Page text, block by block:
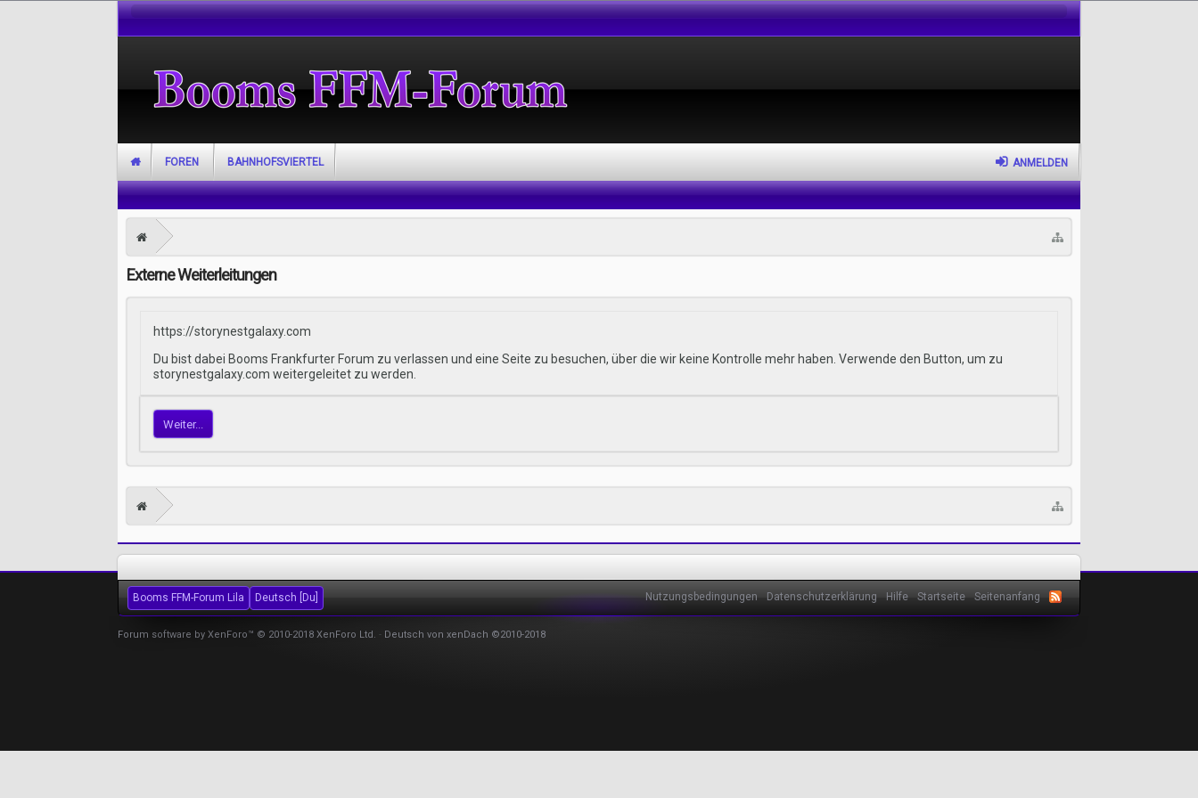
Externe Weiterleitungen
https://storynestgalaxy.com
Du bist dabei Booms Frankfurter Forum zu verlassen und eine Seite zu besuchen, über die wir keine Kontrolle mehr haben. Verwende den Button, um zu
storynestgalaxy.com weitergeleitet zu werden.
Weiter...
FOREN BAHNHOFSVIERTEL ANMELDEN
Booms FFM-Forum Lila Deutsch [Du] Nutzungsbedingungen Datenschutzerklärung Hilfe Startseite Seitenanfang
Forum software by XenForo™ © 2010-2018 XenForo Ltd. - Deutsch von xenDach ©2010-2018